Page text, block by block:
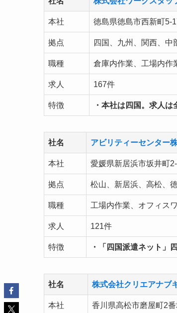
本社 徳島県徳島市西新町5-
拠点 四国、九州、関西、中
職種 倉庫内作業、工場内作
求人 167件
特徴 ・本社は四国。求人は
社名 アビリティーセンター
本社 愛媛県新居浜市坂井町
拠点 松山、新居浜、高松、
職種 工場内作業、オフィス
求人 121件
特徴 ・「四国派遣ネット」
社名 株式会社クリエアナブ
本社 香川県高松市磨屋町2